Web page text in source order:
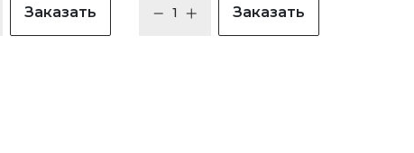
Заказать Заказать